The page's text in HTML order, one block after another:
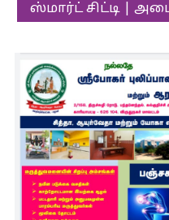
ஸ்மார்ட் சிட்டி |